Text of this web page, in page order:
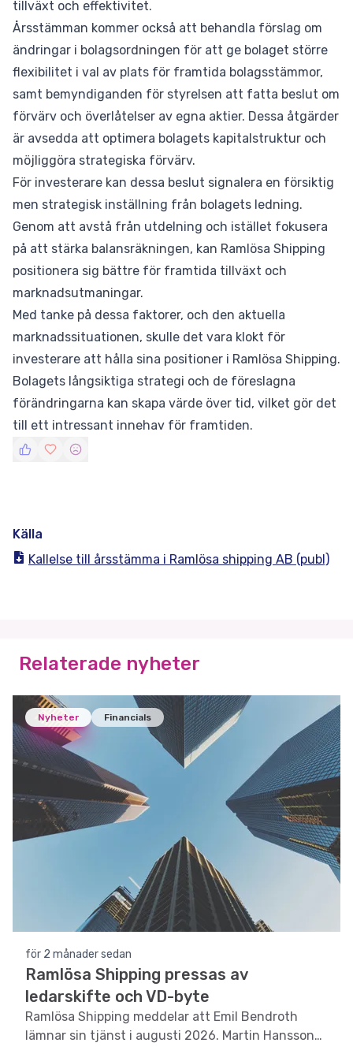
tillväxt och effektivitet.
Årsstämman kommer också att behandla förslag om
ändringar i bolagsordningen för att ge bolaget större
flexibilitet i val av plats för framtida bolagsstämmor,
samt bemyndiganden för styrelsen att fatta beslut om
förvärv och överlåtelser av egna aktier. Dessa åtgärder
är avsedda att optimera bolagets kapitalstruktur och
möjliggöra strategiska förvärv.
För investerare kan dessa beslut signalera en försiktig
men strategisk inställning från bolagets ledning.
Genom att avstå från utdelning och istället fokusera
på att stärka balansräkningen, kan Ramlösa Shipping
positionera sig bättre för framtida tillväxt och
marknadsutmaningar.
Med tanke på dessa faktorer, och den aktuella
marknadssituationen, skulle det vara klokt för
investerare att hålla sina positioner i Ramlösa Shipping.
Bolagets långsiktiga strategi och de föreslagna
förändringarna kan skapa värde över tid, vilket gör det
till ett intressant innehav för framtiden.
Källa
Kallelse till årsstämma i Ramlösa shipping AB (publ)
Relaterade nyheter
Nyheter Financials
för 2 månader sedan
Ramlösa Shipping pressas av
ledarskifte och VD-byte
Ramlösa Shipping meddelar att Emil Bendroth
lämnar sin tjänst i augusti 2026. Martin Hansson